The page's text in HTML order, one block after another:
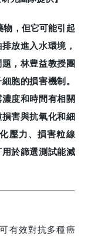
，但它可能引起
放進入水環境，
，林豊益教授團
胞的損害機制。
度和時間有相關
害與抗氧化和細
壓力、損害粒線
於篩選測試能減
有效對抗多種癌